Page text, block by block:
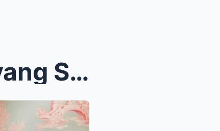
Heart Evangelista Pinatunayang Siya Pa Rin ang Fas...